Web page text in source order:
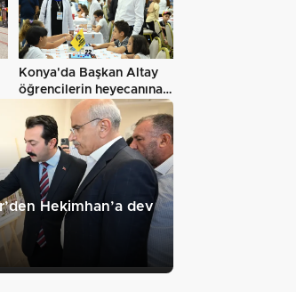
Konya'da Başkan Altay
öğrencilerin heyecanına
Hekimhan’a dev